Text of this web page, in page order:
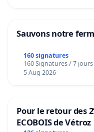
Sauvons notre
160 signatures
160 Signatures / 7 jours
5 Aug 2026
Pour le retour des
ECOBOIS de Vétroz